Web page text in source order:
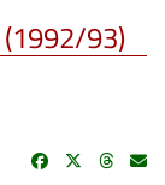
(1992/93)